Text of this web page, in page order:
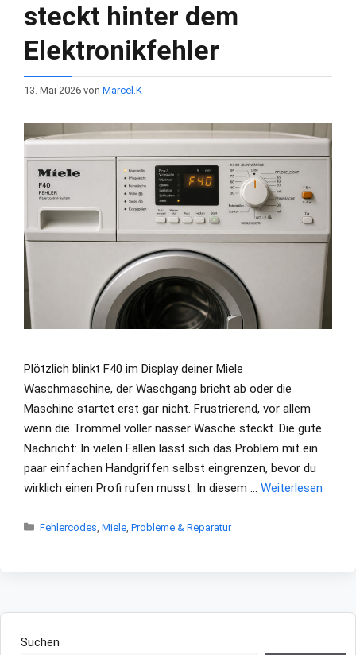
steckt hinter dem
Elektronikfehler
13. Mai 2026 von Marcel.K
Plötzlich blinkt F40 im Display deiner Miele
Waschmaschine, der Waschgang bricht ab oder die
Maschine startet erst gar nicht. Frustrierend, vor allem
wenn die Trommel voller nasser Wäsche steckt. Die gute
Nachricht: In vielen Fällen lässt sich das Problem mit ein
paar einfachen Handgriffen selbst eingrenzen, bevor du
wirklich einen Profi rufen musst. In diesem … Weiterlesen
Kategorien
Fehlercodes ,Miele ,Probleme & Reparatur
Suchen